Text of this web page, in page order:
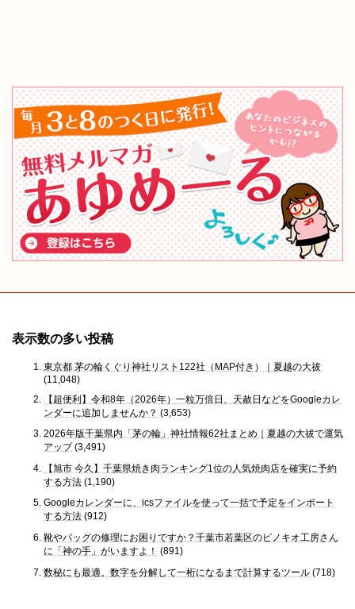
表示数の多い投稿
東京都 茅の輪くぐり神社リスト122社（MAP付き）｜夏越の大祓
(11,048)
【超便利】令和8年（2026年）一粒万倍日、天赦日などをGoogleカレ
ンダーに追加しませんか？ (3,653)
2026年版千葉県内「茅の輪」神社情報62社まとめ｜夏越の大祓で運気
アップ (3,491)
【旭市 今久】千葉県焼き肉ランキング1位の人気焼肉店を確実に予約
する方法 (1,190)
Googleカレンダーに、icsファイルを使って一括で予定をインポート
する方法 (912)
靴やバッグの修理にお困りですか？千葉市若葉区のピノキオ工房さん
に「神の手」がいますよ！ (891)
数秘にも最適。数字を分解して一桁になるまで計算するツール (718)